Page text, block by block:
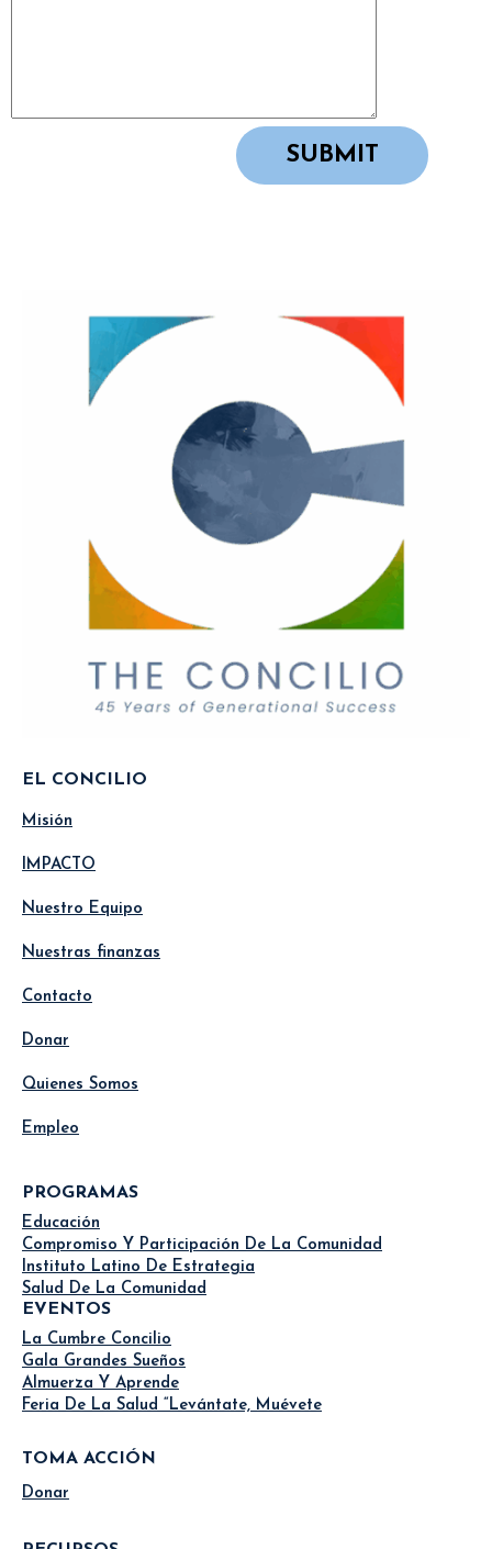
EL CONCILIO
Misión
IMPACTO
Nuestro Equipo
Nuestras finanzas
Contacto
Donar
Quienes Somos
Empleo
PROGRAMAS
Educación
Compromiso Y Participación De La Comunidad
Instituto Latino De Estrategia
Salud De La Comunidad
EVENTOS
La Cumbre Concilio
Gala Grandes Sueños
Almuerza Y Aprende
Feria De La Salud “Levántate, Muévete
TOMA ACCIÓN
Donar